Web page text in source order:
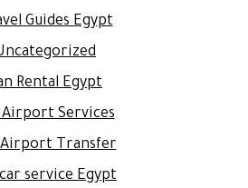
Guides Egypt
Rental Egypt
Airport Services
Airport Transfer
service Egypt